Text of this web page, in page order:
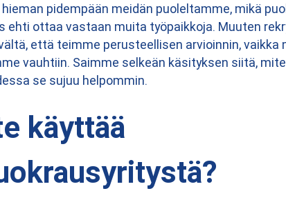
pidempään meidän puoleltamme, mikä
ehti ottaa vastaan muita työpaikkoja. Muuten
että teimme perusteellisen arvioinnin, vaikka
vauhtiin. Saimme selkeän käsityksen siitä,
se sujuu helpommin.
käyttää